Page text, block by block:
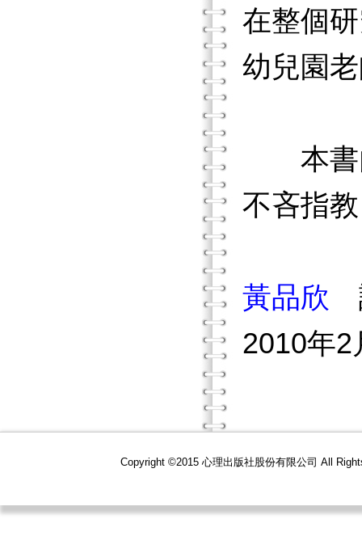
在整個
幼兒園
本書內
不吝指
黃品欣
2010年2
Copyright ©2015 心理出版社股份有限公司 All